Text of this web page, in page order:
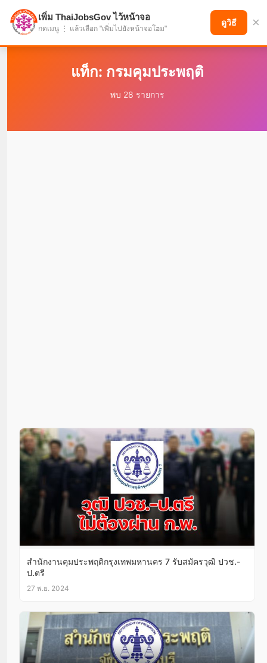
แบ่งปันโอกาส เพื่ออนาคตที่ก้าวหน้า
แท็ก: กรมคุมประพฤติ
พบ 28 รายการ
สำนักงานคุมประพฤติกรุงเทพมหานคร 7 รับสมัครวุฒิ ปวช.-
ป.ตรี
27 พ.ย. 2024
เพิ่ม ThaiJobsGov ไว้หน้าจอ
กดเมนู ⋮ แล้วเลือก "เพิ่มไปยังหน้าจอโฮม"
ดูวิธี ×